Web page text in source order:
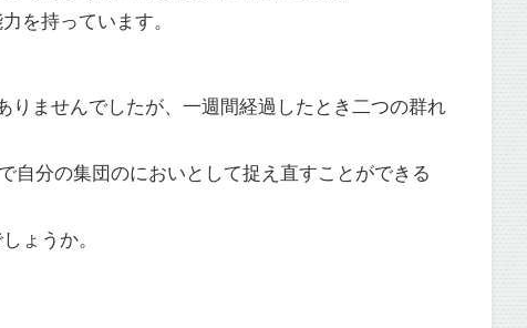
を持っています。
ませんでしたが、一週間経過したとき二つの群れ
自分の集団のにおいとして捉え直すことができる
ょうか。